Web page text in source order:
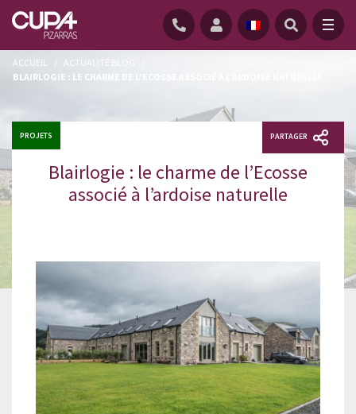
ACCUEIL / ACTUALITÉ BLOG
BLAIRLOGIE : LE CHARME DE L’ECOSSE ASSOCIÉ À L’ARDOISE NATURELLE
PROJETS PARTAGER
Blairlogie : le charme de l’Ecosse
associé à l’ardoise naturelle